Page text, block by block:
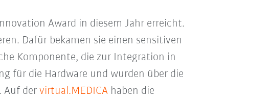
Award in diesem Jahr erreicht.
Dafür bekamen sie einen sensitiven
Komponente, die zur Integration in
für die Hardware und wurden über die
Auf der virtual.MEDICAhaben die